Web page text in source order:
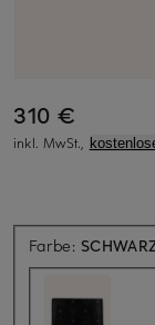
310 €
inkl. MwSt.,
Farbe: